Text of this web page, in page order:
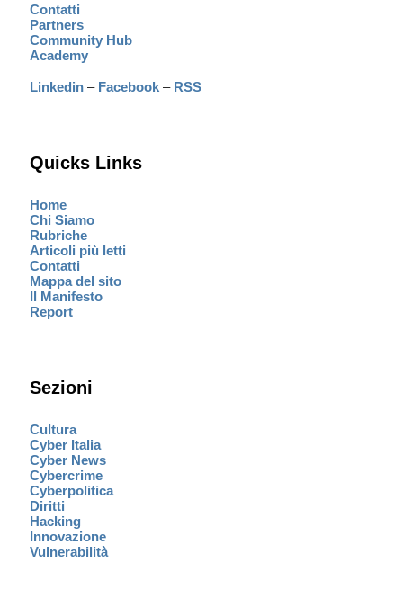
Contatti
Partners
Community Hub
Academy
Linkedin – Facebook – RSS
Quicks Links
Home
Chi Siamo
Rubriche
Articoli più letti
Contatti
Mappa del sito
Il Manifesto
Report
Sezioni
Cultura
Cyber Italia
Cyber News
Cybercrime
Cyberpolitica
Diritti
Hacking
Innovazione
Vulnerabilità